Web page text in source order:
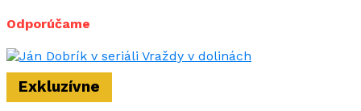
Odporúčame
Exkluzívne